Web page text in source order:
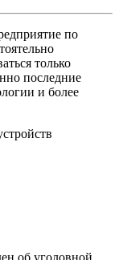
по
только
последние
и более
об уголовной